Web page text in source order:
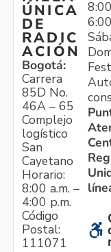
ÚNICA
DE
RADIC
ACIÓN
Bogotá:
Carrera
85D No.
46A – 65
Complejo
logístico
San
Cayetano
Horario:
8:00 a.m. –
4:00 p.m.
Código
Postal:
111071